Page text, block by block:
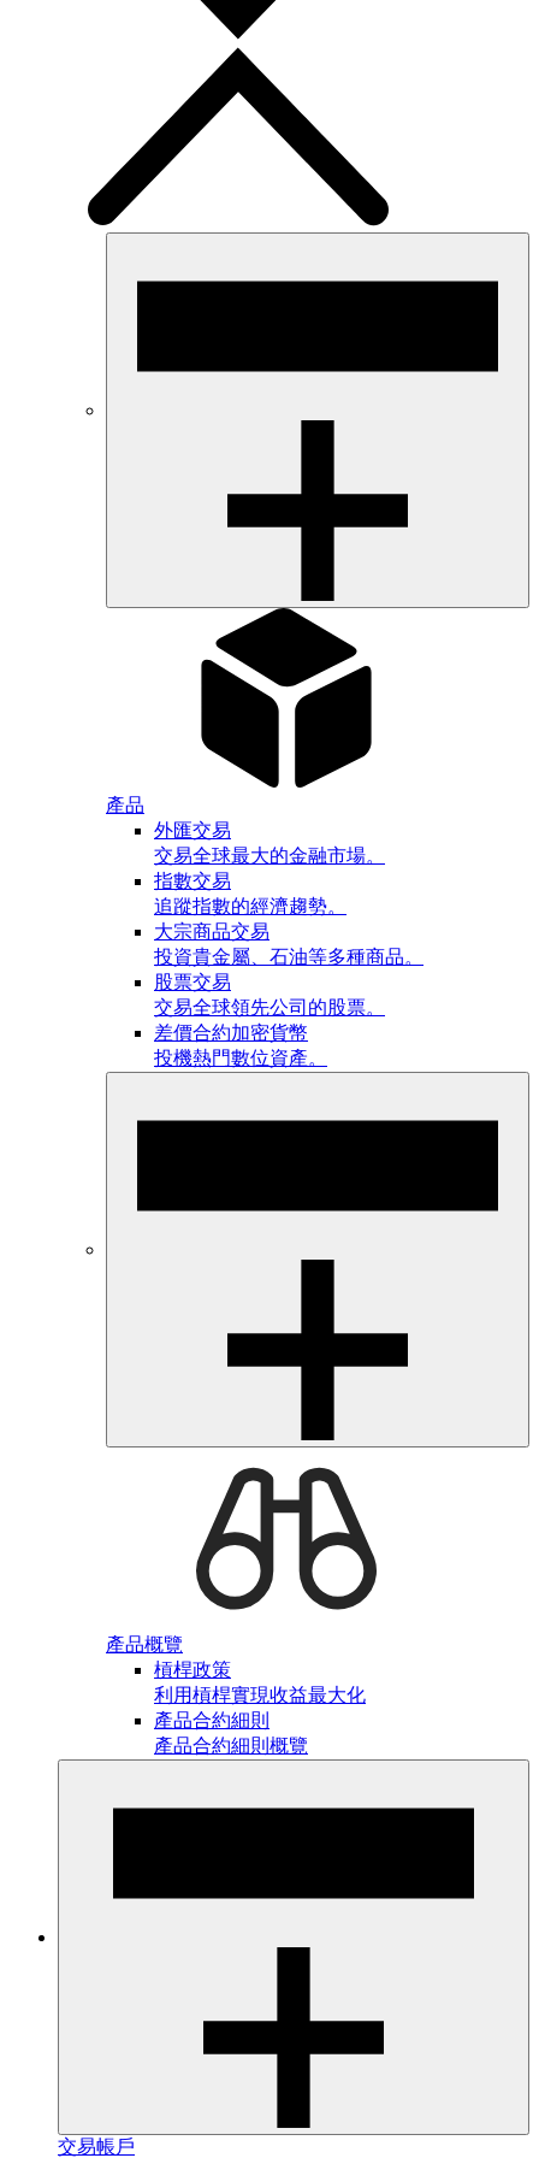
產品
外匯交易
交易全球最大的金融市場。
指數交易
追蹤指數的經濟趨勢。
大宗商品交易
投資貴金屬、石油等多種商品。
股票交易
交易全球領先公司的股票。
差價合約加密貨幣
投機熱門數位資產。
產品概覽
槓桿政策
利用槓桿實現收益最大化
產品合約細則
產品合約細則概覽
交易帳戶